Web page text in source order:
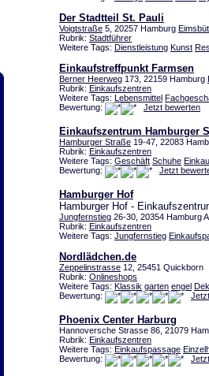
Der Stadtteil St. Pauli
Voigtstraße 5, 20257 Hamburg
Rubrik: Stadtführer
Weitere Tags: Dienstleistung Kunst
Einkaufstreffpunkt Farmsen
Berner Heerweg 173, 22159 Hamburg
Rubrik: Einkaufszentren
Weitere Tags: Lebensmittel
Bewertung:
Jetzt bewerten
Einkaufszentrum Hamburger
Hamburger Straße 19-47, 22083
Rubrik: Einkaufszentren
Weitere Tags: Geschäft Schuhe
Bewertung:
Jetzt
Hamburger Hof
Hamburger Hof -
Jungfernstieg 26-30, 20354 Hamburg
Rubrik: Einkaufszentren
Weitere Tags: Jungfernstieg
Nordlädchen.de
Zeppelinstrasse 12, 25451 Quickborn
Rubrik: Onlineshops
Weitere Tags: Klassik garten engel
Bewertung:
Phoenix Center Harburg
Hannoversche Strasse 86, 21079
Rubrik: Einkaufszentren
Weitere Tags: Einkaufspassage
Bewertung: